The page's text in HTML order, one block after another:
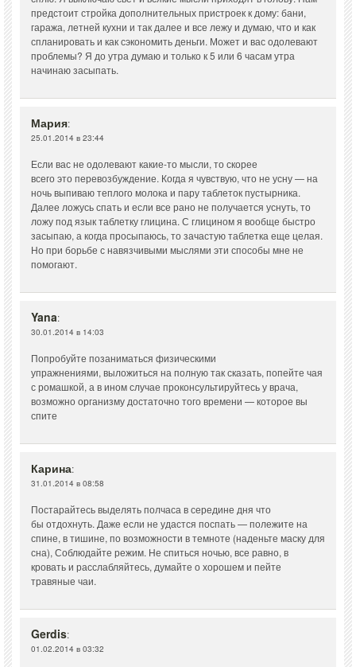
предстоит стройка дополнительных пристроек к дому: бани,
гаража, летней кухни и так далее и все лежу и думаю, что и как
спланировать и как сэкономить деньги. Может и вас одолевают
проблемы? Я до утра думаю и только к 5 или 6 часам утра
начинаю засыпать.
Мария:
25.01.2014 в 23:44
Если вас не одолевают какие-то мысли, то скорее
всего это перевозбуждение. Когда я чувствую, что не усну — на
ночь выпиваю теплого молока и пару таблеток пустырника.
Далее ложусь спать и если все рано не получается уснуть, то
ложу под язык таблетку глицина. С глицином я вообще быстро
засыпаю, а когда просыпаюсь, то зачастую таблетка еще целая.
Но при борьбе с навязчивыми мыслями эти способы мне не
помогают.
Yana:
30.01.2014 в 14:03
Попробуйте позаниматься физическими
упражнениями, выложиться на полную так сказать, попейте чая
с ромашкой, а в ином случае проконсультируйтесь у врача,
возможно организму достаточно того времени — которое вы
спите
Карина:
31.01.2014 в 08:58
Постарайтесь выделять полчаса в середине дня что
бы отдохнуть. Даже если не удастся поспать — полежите на
спине, в тишине, по возможности в темноте (наденьте маску для
сна), Соблюдайте режим. Не спиться ночью, все равно, в
кровать и расслабляйтесь, думайте о хорошем и пейте
травяные чаи.
Gerdis:
01.02.2014 в 03:32